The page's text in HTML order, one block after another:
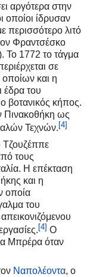
αργότερα στην
οποίοι ίδρυσαν
περισσότερο λιτό
Φραντσέσκο
Το 1772 το τάγμα
σε
και η
του
βοτανικός κήπος.
Πινακοθήκη ως
Τεχνών.[4]
Τζουζέππε
τους
Η επέκταση
και η
οποία
του
[4] Ο
Μπρέρα όταν
Ναπολέοντα, ο